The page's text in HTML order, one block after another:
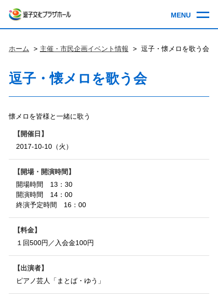
ホーム 主催・市民企画イベント情報 逗子・懐メロを歌う会
逗子・懐メロを歌う会
懐メロを皆様と一緒に歌う
開催日
2017-10-10（火）
開場・開演時間
開場時間 13：30
開演時間 14：00
終演予定時間 16：00
料金
１回500円／入会金100円
出演者
ピアノ芸人「まとば・ゆう」